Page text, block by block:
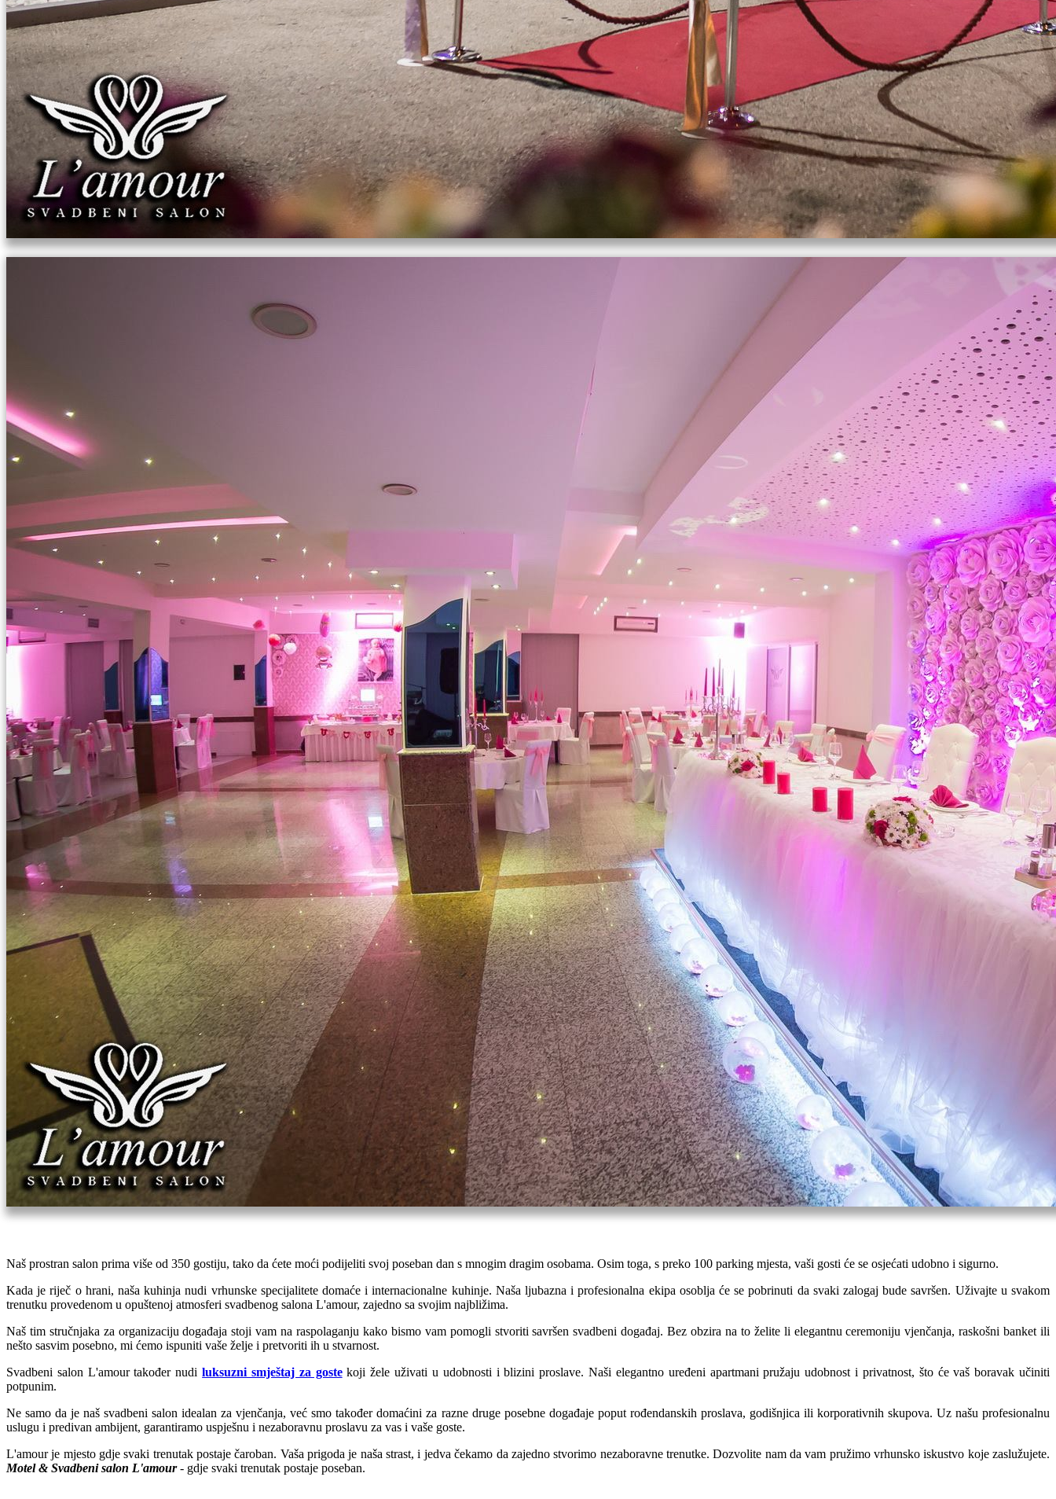
Naš prostran salon prima više od 350 gostiju, tako da ćete moći podijeliti svoj poseban dan s mnogim dragim osobama. Osim toga, s preko 100 parking mjesta, vaši gosti će se osjećati udobno i sigurno.
Kada je riječ o hrani, naša kuhinja nudi vrhunske specijalitete domaće i internacionalne kuhinje. Naša ljubazna i profesionalna ekipa osoblja će se pobrinuti da svaki zalogaj bude savršen. Uživajte u svakom
trenutku provedenom u opuštenoj atmosferi svadbenog salona L'amour, zajedno sa svojim najbližima.
Naš tim stručnjaka za organizaciju događaja stoji vam na raspolaganju kako bismo vam pomogli stvoriti savršen svadbeni događaj. Bez obzira na to želite li elegantnu ceremoniju vjenčanja, raskošni banket ili
nešto sasvim posebno, mi ćemo ispuniti vaše želje i pretvoriti ih u stvarnost.
Svadbeni salon L'amour također nudiluksuzni smještaj za gostekoji žele uživati u udobnosti i blizini proslave. Naši elegantno uređeni apartmani pružaju udobnost i privatnost, što će vaš boravak učiniti
potpunim.
Ne samo da je naš svadbeni salon idealan za vjenčanja, već smo također domaćini za razne druge posebne događaje poput rođendanskih proslava, godišnjica ili korporativnih skupova. Uz našu profesionalnu
uslugu i predivan ambijent, garantiramo uspješnu i nezaboravnu proslavu za vas i vaše goste.
L'amour je mjesto gdje svaki trenutak postaje čaroban. Vaša prigoda je naša strast, i jedva čekamo da zajedno stvorimo nezaboravne trenutke. Dozvolite nam da vam pružimo vrhunsko iskustvo koje zaslužujete.
Motel & Svadbeni salon L'amour- gdje svaki trenutak postaje poseban.